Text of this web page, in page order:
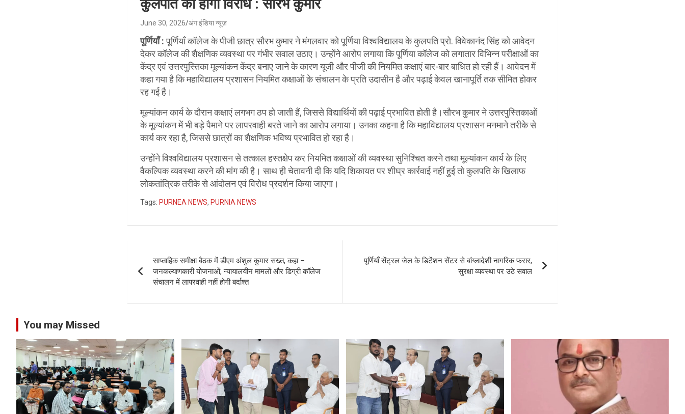
कुलपति का होगा विरोध : सौरभ कुमार
June 30, 2026 अंग इंडिया न्यूज़
पूर्णियाँ :पूर्णियाँ कॉलेज के पीजी छात्र सौरभ कुमार ने मंगलवार को पूर्णिया विश्वविद्यालय के कुलपति प्रो. विवेकानंद सिंह को आवेदन
देकर कॉलेज की शैक्षणिक व्यवस्था पर गंभीर सवाल उठाए। उन्होंने आरोप लगाया कि पूर्णिया कॉलेज को लगातार विभिन्न परीक्षाओं का
केंद्र एवं उत्तरपुस्तिका मूल्यांकन केंद्र बनाए जाने के कारण यूजी और पीजी की नियमित कक्षाएं बार-बार बाधित हो रही हैं। आवेदन में
कहा गया है कि महाविद्यालय प्रशासन नियमित कक्षाओं के संचालन के प्रति उदासीन है और पढ़ाई केवल खानापूर्ति तक सीमित होकर
रह गई है।
मूल्यांकन कार्य के दौरान कक्षाएं लगभग ठप हो जाती हैं, जिससे विद्यार्थियों की पढ़ाई प्रभावित होती है।सौरभ कुमार ने उत्तरपुस्तिकाओं
के मूल्यांकन में भी बड़े पैमाने पर लापरवाही बरते जाने का आरोप लगाया। उनका कहना है कि महाविद्यालय प्रशासन मनमाने तरीके से
कार्य कर रहा है, जिससे छात्रों का शैक्षणिक भविष्य प्रभावित हो रहा है।
उन्होंने विश्वविद्यालय प्रशासन से तत्काल हस्तक्षेप कर नियमित कक्षाओं की व्यवस्था सुनिश्चित करने तथा मूल्यांकन कार्य के लिए
वैकल्पिक व्यवस्था करने की मांग की है। साथ ही चेतावनी दी कि यदि शिकायत पर शीघ्र कार्रवाई नहीं हुई तो कुलपति के खिलाफ
लोकतांत्रिक तरीके से आंदोलन एवं विरोध प्रदर्शन किया जाएगा।
Tags: PURNEA NEWS, PURNIA NEWS
navigation
साप्ताहिक समीक्षा बैठक में डीएम अंशुल कुमार सख्त, कहा –
जनकल्याणकारी योजनाओं, न्यायालयीन मामलों और डिग्री कॉलेज
संचालन में लापरवाही नहीं होगी बर्दाश्त
पूर्णियाँ सेंट्रल जेल के डिटेंशन सेंटर से बांग्लादेशी नागरिक फरार,
सुरक्षा व्यवस्था पर उठे सवाल
You may Missed